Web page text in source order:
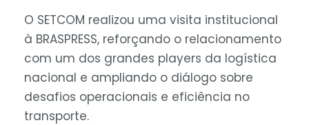
O SETCOM realizou uma visita institucional
à BRASPRESS, reforçando o relacionamento
com um dos grandes players da logística
nacional e ampliando o diálogo sobre
desafios operacionais e eficiência no
transporte.